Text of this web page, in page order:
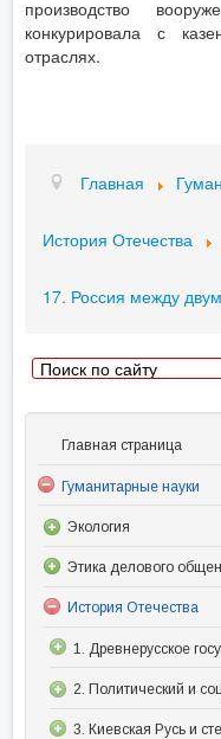
производство
конкурировала с
отраслях.
Главная
История Отечества
17. Россия между
Главная страница
Гуманитарные науки
Экология
Этика делового
История Отечества
1. Древнерусское
2. Политический и
3. Киевская Русь и